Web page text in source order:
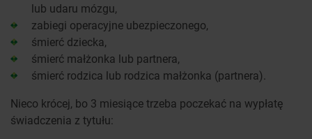
lub udaru mózgu,
zabiegi operacyjne ubezpieczonego,
śmierć dziecka,
śmierć małżonka lub partnera,
śmierć rodzica lub rodzica małżonka (partnera).
Nieco krócej, bo 3 miesiące trzeba poczekać na wypłatę
świadczenia z tytułu: